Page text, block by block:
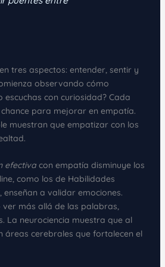
tres aspectos: entender, sentir y
observando cómo
escuchas con curiosidad? Cada
para mejorar en empatía.
muestran que empatizar con los
efectivacon empatía disminuye los
como los de Habilidades
enseñan a validar emociones.
ver más allá de las palabras,
La neurociencia muestra que al
áreas cerebrales que fortalecen el